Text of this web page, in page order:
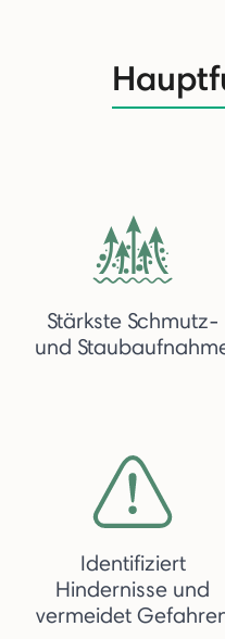
Stärkste Schmutz-
und
Identifiziert
Hindernisse und
vermeidet